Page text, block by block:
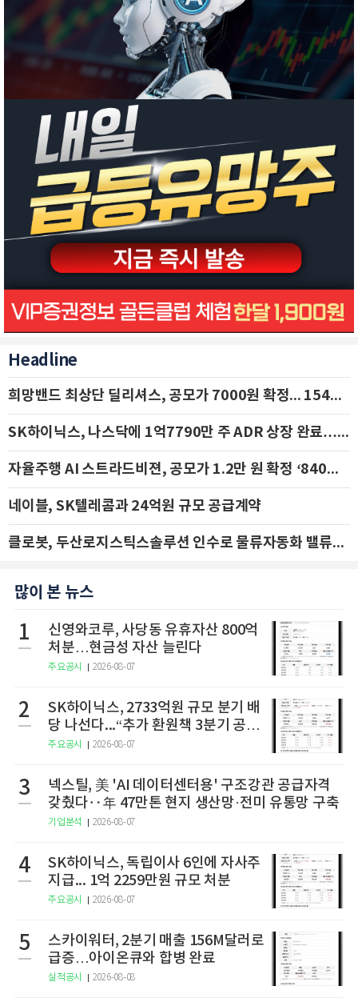
Headline
희망밴드 최상단 딜리셔스, 공모가 7000원 확정... 154억 규모 IPO 돌입
SK하이닉스, 나스닥에 1억7790만 주 ADR 상장 완료…29일 국내 추가 상장
자율주행 AI 스트라드비젼, 공모가 1.2만 원 확정 ‘840억 수혈’
네이블, SK텔레콤과 24억원 규모 공급계약
클로봇, 두산로지스틱스솔루션 인수로 물류자동화 밸류체인 확장 추진 - IBK투자증권
많이 본 뉴스
1
신영와코루, 사당동 유휴자산 800억
처분…현금성 자산 늘린다
주요공시 2026-08-07
2
SK하이닉스, 2733억원 규모 분기 배
당 나선다...“추가 환원책 3분기 공
개”
주요공시 2026-08-07
3
넥스틸, 美 'AI 데이터센터용' 구조강관 공급자격
갖췄다‥年 47만톤 현지 생산망·전미 유통망 구축
기업분석 2026-08-07
4
SK하이닉스, 독립이사 6인에 자사주
지급... 1억 2259만원 규모 처분
주요공시 2026-08-07
5
스카이워터, 2분기 매출 156M달러로
급증…아이온큐와 합병 완료
실적공시 2026-08-08